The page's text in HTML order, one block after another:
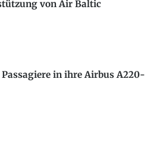
von Air Baltic
in ihre Airbus A220-